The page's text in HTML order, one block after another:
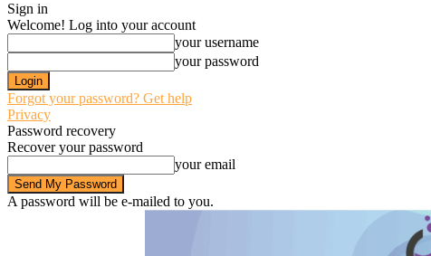
Sign in
Welcome! Log into your account
your username
your password
Forgot your password? Get help
Privacy
Password recovery
Recover your password
your email
A password will be e-mailed to you.